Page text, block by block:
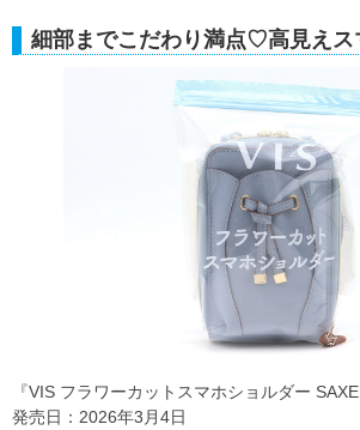
細部までこだわり満点♡高見えス
『VIS フラワーカットスマホショルダー
発売日：2026年3月4日